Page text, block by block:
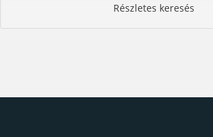
Részletes keresés